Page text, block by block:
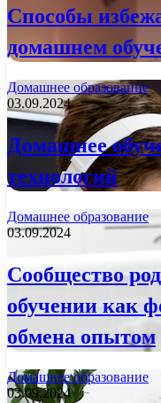
Способы
домашнем
Домашнее образование
03.09.2024
Домашнее
технологий
Домашнее образование
03.09.2024
Сообщество
обучении как
обмена опытом
Домашнее образование
03.09.2024